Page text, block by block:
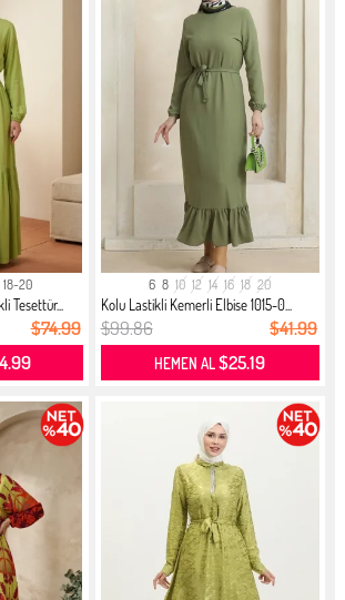
18-20
Tesettür...
$74.99
6 8 10 12 14 16 18 20
Kolu Lastikli Kemerli Elbise 1015-0...
$99.86 $41.99
HEMEN AL$25.19